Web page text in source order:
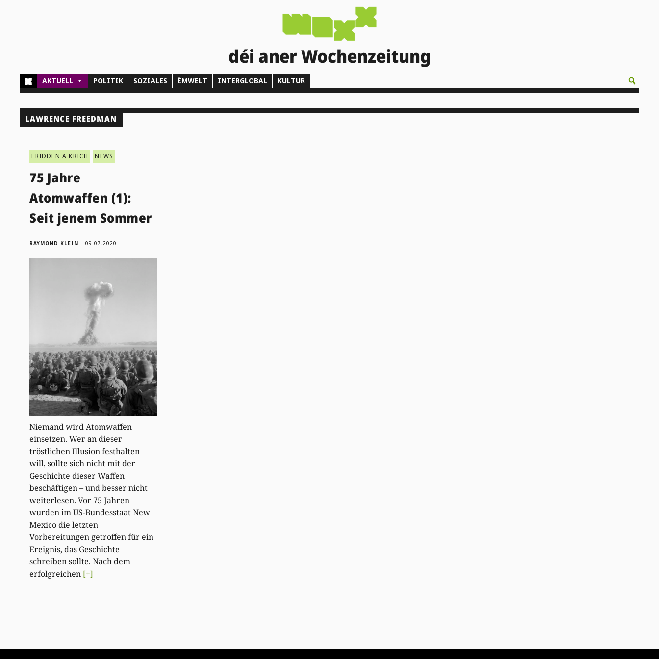
déi aner Wochenzeitung
AKTUELL POLITIK SOZIALES ËMWELT INTERGLOBAL KULTUR
LAWRENCE FREEDMAN
FRIDDEN A KRICH NEWS
75 Jahre
Atomwaffen (1):
Seit jenem Sommer
RAYMOND KLEIN 09.07.2020
Niemand wird Atomwaffen
einsetzen. Wer an dieser
tröstlichen Illusion festhalten
will, sollte sich nicht mit der
Geschichte dieser Waffen
beschäftigen – und besser nicht
weiterlesen. Vor 75 Jahren
wurden im US-Bundesstaat New
Mexico die letzten
Vorbereitungen getroffen für ein
Ereignis, das Geschichte
schreiben sollte. Nach dem
erfolgreichen [+]